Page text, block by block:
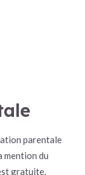
parentale
mention du
gratuite.